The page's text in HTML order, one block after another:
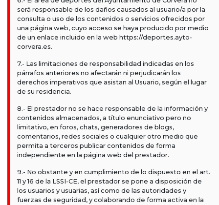
será responsable de los daños causados al usuario/a por la
consulta o uso de los contenidos o servicios ofrecidos por
una página web, cuyo acceso se haya producido por medio
de un enlace incluido en la web https://deportes.ayto-
corvera.es.
7.- Las limitaciones de responsabilidad indicadas en los
párrafos anteriores no afectarán ni perjudicarán los
derechos imperativos que asistan al Usuario, según el lugar
de su residencia.
8.- El prestador no se hace responsable de la información y
contenidos almacenados, a título enunciativo pero no
limitativo, en foros, chats, generadores de blogs,
comentarios, redes sociales o cualquier otro medio que
permita a terceros publicar contenidos de forma
independiente en la página web del prestador.
9.- No obstante y en cumplimiento de lo dispuesto en el art.
11 y 16 de la LSSI-CE, el prestador se pone a disposición de
los usuarios y usuarias, así como de las autoridades y
fuerzas de seguridad, y colaborando de forma activa en la